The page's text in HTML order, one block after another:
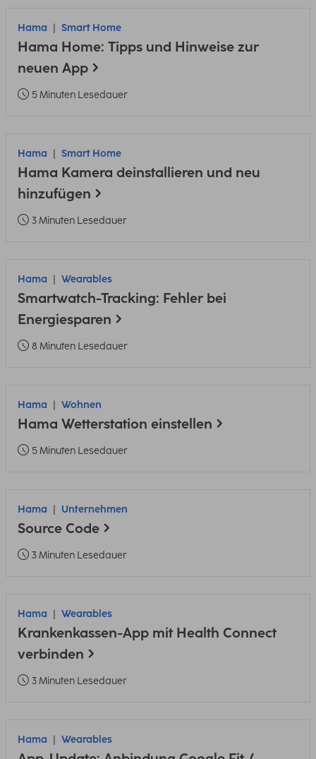
Hama Smart Home
Hama Home: Tipps und Hinweise zur
neuen App
5 Minuten Lesedauer
Hama Smart Home
Hama Kamera deinstallieren und neu
hinzufügen
3 Minuten Lesedauer
Hama Wearables
Smartwatch-Tracking: Fehler bei
Energiesparen
8 Minuten Lesedauer
Hama Wohnen
Hama Wetterstation einstellen
5 Minuten Lesedauer
Hama Unternehmen
Source Code
3 Minuten Lesedauer
Hama Wearables
Krankenkassen-App mit Health Connect
verbinden
3 Minuten Lesedauer
Hama Wearables